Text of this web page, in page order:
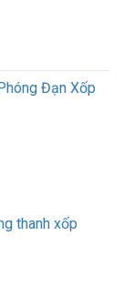
Đạn Xốp
thanh xốp